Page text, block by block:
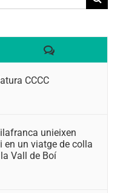
Comentaris
CCCC
unieixen
un viatge de colla
Vall de Boí